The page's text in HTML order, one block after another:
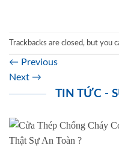
Trackbacks are closed, but you
← Previous
Next →
TIN TỨC -